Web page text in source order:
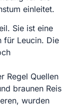
einleitet.
Sie ist eine
für Leucin. Die
Regel Quellen
braunen Reis
wurden